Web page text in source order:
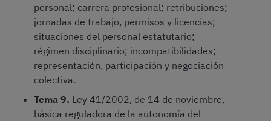
personal; carrera profesional; retribuciones;
jornadas de trabajo, permisos y licencias;
situaciones del personal estatutario;
régimen disciplinario; incompatibilidades;
representación, participación y negociación
colectiva.
Tema 9. Ley 41/2002, de 14 de noviembre,
básica reguladora de la autonomía del